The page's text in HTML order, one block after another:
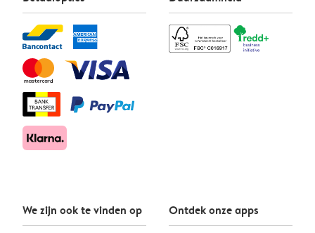
We zijn ook te vinden op Ontdek onze apps